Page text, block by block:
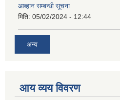
आब्हान सम्बन्धी सूचना
मिति: 05/02/2024 - 12:44
अन्य
आय व्यय विवरण